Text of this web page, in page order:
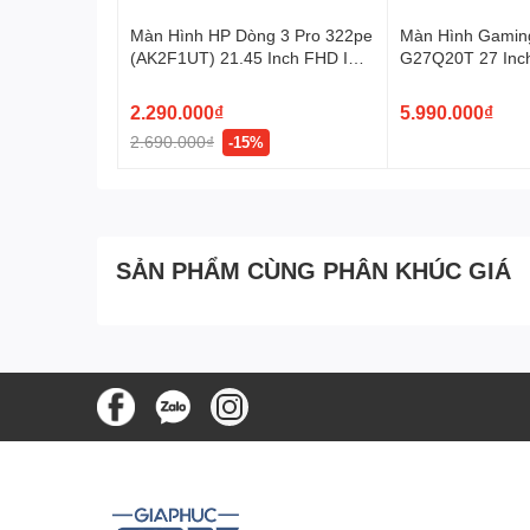
Màn Hình HP Dòng 3 Pro 322pe
(AK2F1UT) 21.45 Inch FHD IPS
2.290.000₫
2.690.000₫ -15%
Màn Hình
G27Q20T 27
5.990.000₫
SẢN PHẨM CÙNG PHÂN KHÚC GIÁ